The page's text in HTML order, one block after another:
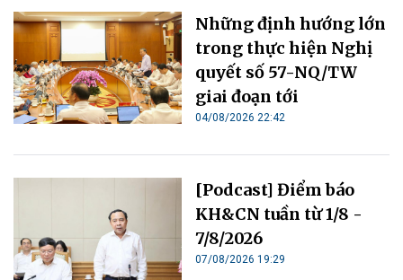
Những định hướng lớn
trong thực hiện Nghị
quyết số 57-NQ/TW
giai đoạn tới
04/08/2026 22:42
[Podcast] Điểm báo
KH&CN tuần từ 1/8 -
7/8/2026
07/08/2026 19:29